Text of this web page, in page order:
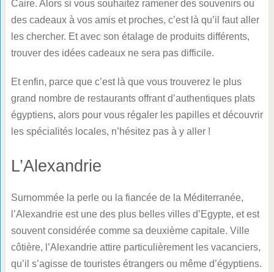
Caire. Alors si vous souhaitez ramener des souvenirs ou
des cadeaux à vos amis et proches, c’est là qu’il faut aller
les chercher. Et avec son étalage de produits différents,
trouver des idées cadeaux ne sera pas difficile.
Et enfin, parce que c’est là que vous trouverez le plus
grand nombre de restaurants offrant d’authentiques plats
égyptiens, alors pour vous régaler les papilles et découvrir
les spécialités locales, n’hésitez pas à y aller !
L’Alexandrie
Surnommée la perle ou la fiancée de la Méditerranée,
l’Alexandrie est une des plus belles villes d’Egypte, et est
souvent considérée comme sa deuxième capitale. Ville
côtière, l’Alexandrie attire particulièrement les vacanciers,
qu’il s’agisse de touristes étrangers ou même d’égyptiens.